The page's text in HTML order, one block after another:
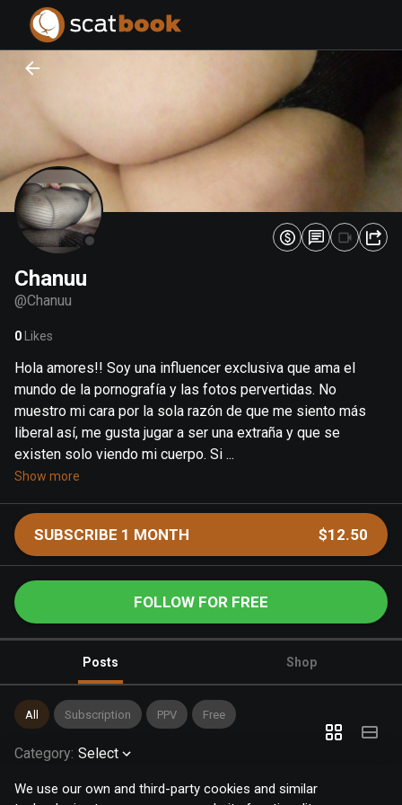
We use our own and third-party cookies and similar
Chanuu
@Chanuu
0 Likes
Hola amores!! Soy una influencer exclusiva que ama el
mundo de la pornografía y las fotos pervertidas. No
muestro mi cara por la sola razón de que me siento más
liberal así, me gusta jugar a ser una extraña y que se
existen solo viendo mi cuerpo. Si ...
Show more
SUBSCRIBE 1 MONTH $12.50
FOLLOW FOR FREE
Posts Shop
All Subscription PPV Free
Category: Select